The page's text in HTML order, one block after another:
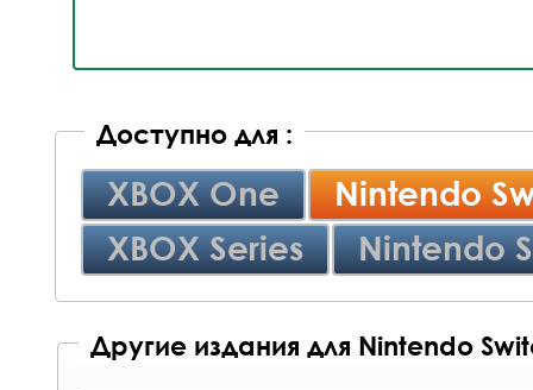
Доступно для :
XBOX One
Nintendo
XBOX Series
Nintendo
Другие издания для Nintendo